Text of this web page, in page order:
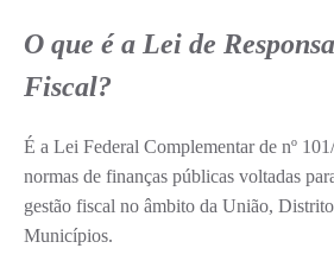
Contratos
Ouvidoria
Audiências Públicas
Arquivos para Download
Notícias
O que é a Lei de
Fiscal?
É a Lei Federal Complementar de nº
normas de finanças públicas voltadas
gestão fiscal no âmbito da União,
Municípios.